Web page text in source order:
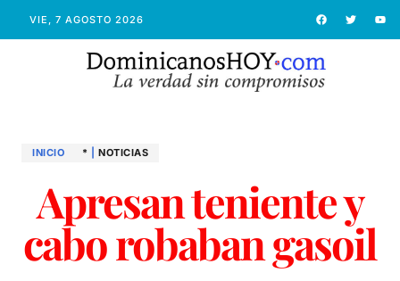
VIE, 7 AGOSTO 2026
INICIO * NOTICIAS
Apresan teniente y
cabo robaban gasoil